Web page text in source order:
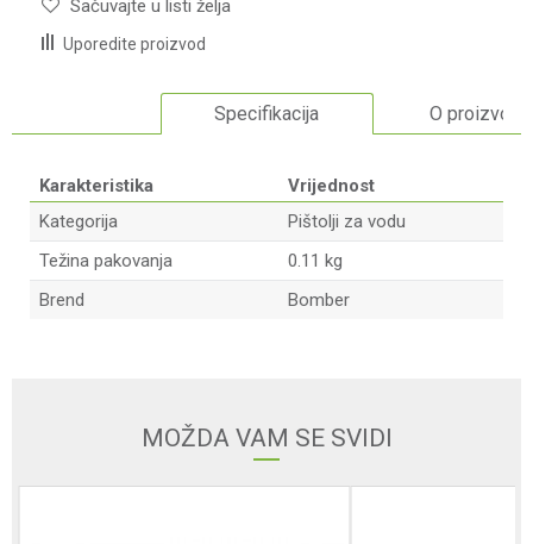
Sačuvajte u listi želja
Uporedite proizvod
Specifikacija O proizvodu
Karakteristika
Vrijednost
Kategorija
Pištolji za vodu
Težina pakovanja
0.11 kg
Brend
Bomber
MOŽDA VAM SE SVIDI